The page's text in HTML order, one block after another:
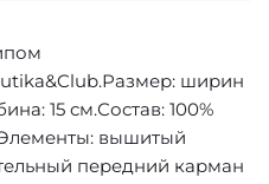
ширин
15 см.Состав: 100%
вышитый
передний карман